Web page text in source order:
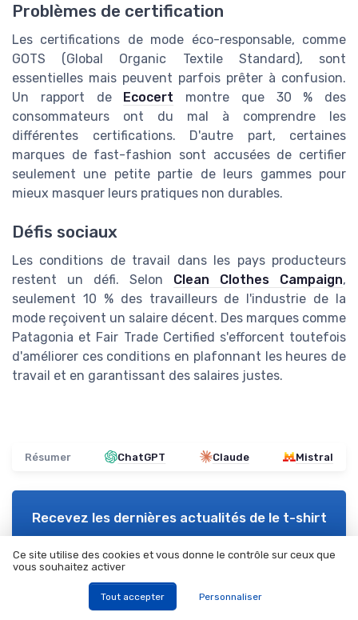
Problèmes de certification
Les certifications de mode éco-responsable, comme
GOTS (Global Organic Textile Standard), sont
essentielles mais peuvent parfois prêter à confusion.
Un rapport de Ecocert montre que 30 % des
consommateurs ont du mal à comprendre les
différentes certifications. D'autre part, certaines
marques de fast-fashion sont accusées de certifier
seulement une petite partie de leurs gammes pour
mieux masquer leurs pratiques non durables.
Défis sociaux
Les conditions de travail dans les pays producteurs
restent un défi. Selon Clean Clothes Campaign,
seulement 10 % des travailleurs de l'industrie de la
mode reçoivent un salaire décent. Des marques comme
Patagonia et Fair Trade Certified s'efforcent toutefois
d'améliorer ces conditions en plafonnant les heures de
travail et en garantissant des salaires justes.
Résumer ChatGPT Claude Mistral
Recevez les dernières actualités de le t-shirt
➔ Je m'inscris
En remplissant ce formulaire, j’accepte d’être contacté(e) à
des fins commerciales par le t-shirt et ses partenaires.
Ce site utilise des cookies et vous donne le contrôle sur ceux que
vous souhaitez activer
Tout accepter Personnaliser